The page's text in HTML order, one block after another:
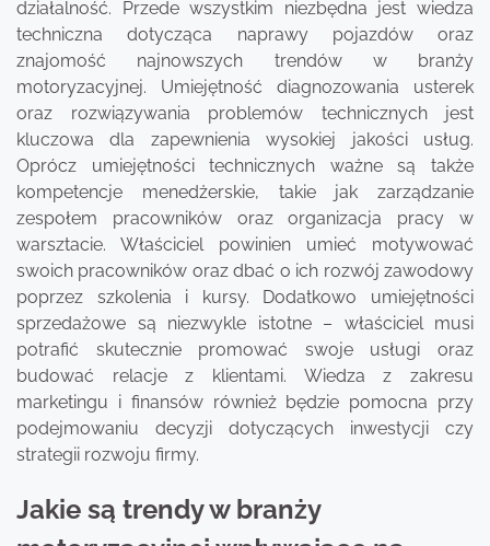
działalność. Przede wszystkim niezbędna jest wiedza
techniczna dotycząca naprawy pojazdów oraz
znajomość najnowszych trendów w branży
motoryzacyjnej. Umiejętność diagnozowania usterek
oraz rozwiązywania problemów technicznych jest
kluczowa dla zapewnienia wysokiej jakości usług.
Oprócz umiejętności technicznych ważne są także
kompetencje menedżerskie, takie jak zarządzanie
zespołem pracowników oraz organizacja pracy w
warsztacie. Właściciel powinien umieć motywować
swoich pracowników oraz dbać o ich rozwój zawodowy
poprzez szkolenia i kursy. Dodatkowo umiejętności
sprzedażowe są niezwykle istotne – właściciel musi
potrafić skutecznie promować swoje usługi oraz
budować relacje z klientami. Wiedza z zakresu
marketingu i finansów również będzie pomocna przy
podejmowaniu decyzji dotyczących inwestycji czy
strategii rozwoju firmy.
Jakie są trendy w branży